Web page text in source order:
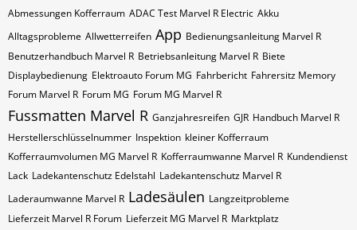
Abmessungen Kofferraum ADAC Test Marvel R Electric Akku
Alltagsprobleme Allwetterreifen App Bedienungsanleitung Marvel R
Benutzerhandbuch Marvel R Betriebsanleitung Marvel R Biete
Displaybedienung Elektroauto Forum MG Fahrbericht Fahrersitz Memory
Forum Marvel R Forum MG Forum MG Marvel R
Fussmatten Marvel R Ganzjahresreifen GJR Handbuch Marvel R
Herstellerschlüsselnummer Inspektion kleiner Kofferraum
Kofferraumvolumen MG Marvel R Kofferraumwanne Marvel R Kundendienst
Lack Ladekantenschutz Edelstahl Ladekantenschutz Marvel R
Laderaumwanne Marvel R Ladesäulen Langzeitprobleme
Lieferzeit Marvel R Forum Lieferzeit MG Marvel R Marktplatz